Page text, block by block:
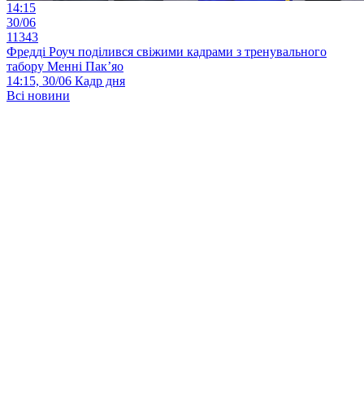
14:15
30/06
11343
Фредді Роуч поділився свіжими кадрами з тренувального
табору Менні Пак’яо
14:15, 30/06 Кадр дня
Всі новини